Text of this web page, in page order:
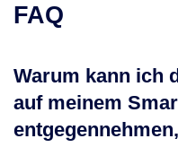
FAQ
Warum kann ich
auf meinem